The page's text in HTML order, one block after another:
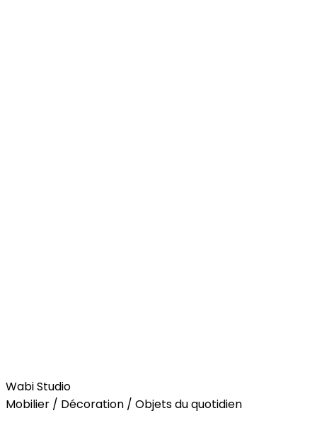
Wabi Studio
Mobilier / Décoration / Objets du quotidien